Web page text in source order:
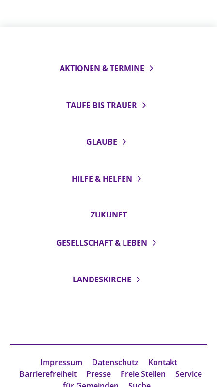
AKTIONEN & TERMINE
TAUFE BIS TRAUER
GLAUBE
HILFE & HELFEN
ZUKUNFT
GESELLSCHAFT & LEBEN
LANDESKIRCHE
Impressum Datenschutz
Kontakt
Barrierefreiheit
Presse Freie Stellen
Service